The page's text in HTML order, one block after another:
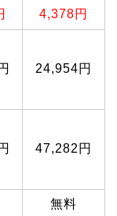
4,378円
24,954円
47,282円
無料